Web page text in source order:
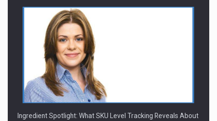
Ingredient Spotlight: What SKU Level Tracking Reveals About